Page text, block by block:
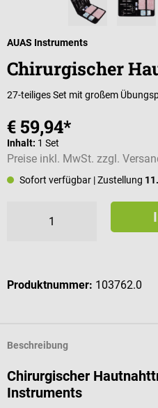
AUAS Instruments
Chirurgischer
27-teiliges Set mit großem
€ 59,94*
Inhalt: 1 Set
Preise inkl. MwSt. zzgl.
Sofort verfügbar | Zustellung
Produktnummer: 103762.0
Beschreibung
Chirurgischer
Instruments